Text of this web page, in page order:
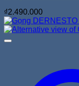
₫2.490.000